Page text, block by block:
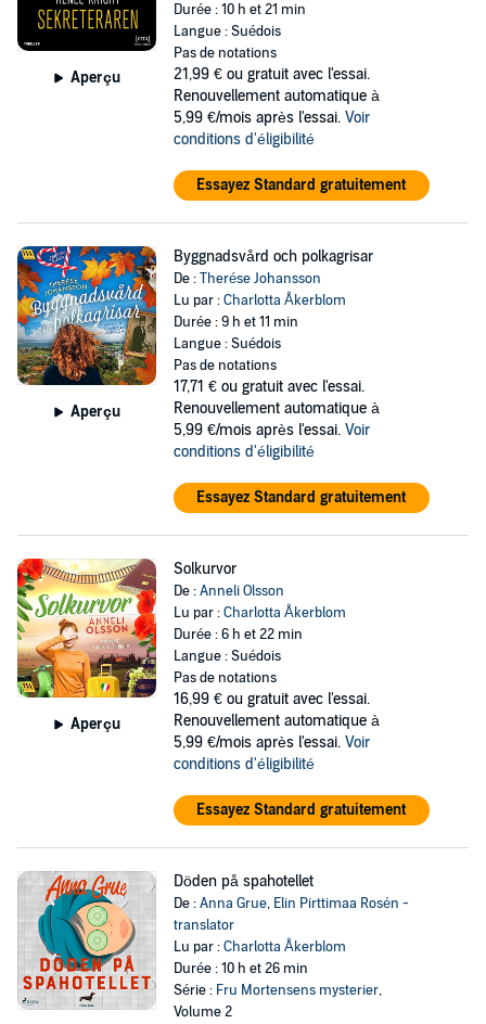
Aperçu
Durée : 10 h et 21 min
Langue : Suédois
Pas de notations
21,99 € ou gratuit avec l'essai.
Renouvellement automatique à
5,99 €/mois après l'essai. Voir
conditions d'éligibilité
Essayez Standard gratuitement
Aperçu
Byggnadsvård och polkagrisar
De :Therése Johansson
Lu par :Charlotta Åkerblom
Durée : 9 h et 11 min
Langue : Suédois
Pas de notations
17,71 € ou gratuit avec l'essai.
Renouvellement automatique à
5,99 €/mois après l'essai. Voir
conditions d'éligibilité
Essayez Standard gratuitement
Aperçu
Solkurvor
De :Anneli Olsson
Lu par :Charlotta Åkerblom
Durée : 6 h et 22 min
Langue : Suédois
Pas de notations
16,99 € ou gratuit avec l'essai.
Renouvellement automatique à
5,99 €/mois après l'essai. Voir
conditions d'éligibilité
Essayez Standard gratuitement
Döden på spahotellet
De :Anna Grue, Elin Pirttimaa Rosén -
translator
Lu par :Charlotta Åkerblom
Durée : 10 h et 26 min
Série : Fru Mortensens mysterier,
Volume 2